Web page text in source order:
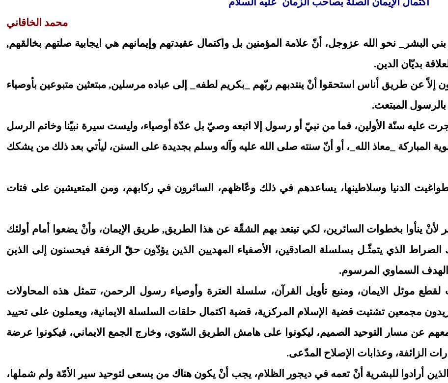
محمد الخاقاني
البشر_ نحو الله عزوجل، أنّ علامة المؤمنين بل واكتمال عقيدتهم وإيمانهم هي ايجابية صلتهم بخالقهم,
بديّان الدين.
إلاّ عن طريق أناس استحقوا أنْ ينتدبهم ربّهم _بكريم لطفه_ إلى عباده مرسلين, مبتعثين متبوعين بأوصياء
بالرسول المبتعث.
عليه سنّة الأولين، فما من نبيّ أو رسول إلا اتبعه وصيّ بل عدّة أوصياء، وليست سيرة نبيّنا وخاتم الرسل
المباركة _معاذ الله_، أو أنّ سنته صلى الله عليه وآله وسلم بجديدة على السنن، ليأتي بعد ذلك من يشكك
الدنيا وسلاطينها، يساعدهم في ذلك وعّاظهم، السائرون في ركابهم، ومن المتعيشين على فتات
لأنْ ينأوا بخطوات السائرين، لكي تبتعد بهم الشقّة عن هذا الطريق, طريق الإيمان، وأنْ يضعوا أمام أولئك
الصراط الذي يتمثّـل بسلسلة الصادقين، الأصفياء المهديين الذين يؤدّون حقّ الرفقة فيحسنون إلى الذين
الهدف السماوي المرسوم.
موئل الايمان، ومنبع تأويل القرآن، سلسلة العترة وأوصياء رسول الرحمن، تتمثل هذه المحاولات
مجمعين تشتيت قضية الإسلام المركزية، قضية اكتمال حلقات السلسلة الايمانية، ويعملون على تحييد
عن مسار التوحيد الصميم، ليكونوا على هامش الطريق السّوي، وخارج الجمع الايماني، فيكونوا عرضة
الزائفة، وعذابات الإصلاح المدّعى.
الذين أرادوا للبشرية أنْ تعمه في ديجور الظلام، يجب أنْ يكون هناك من يسعى لتوحيد سير الأمّة ولم شملها،